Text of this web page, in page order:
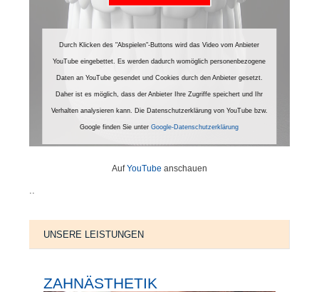
Durch Klicken des "Abspielen"-Buttons wird das Video vom Anbieter
YouTube eingebettet. Es werden dadurch womöglich personenbezogene
Daten an YouTube gesendet und Cookies durch den Anbieter gesetzt.
Daher ist es möglich, dass der Anbieter Ihre Zugriffe speichert und Ihr
Verhalten analysieren kann. Die Datenschutzerklärung von YouTube bzw.
Google finden Sie unterGoogle-Datenschutzerklärung
AufYouTube anschauen
..
UNSERE LEISTUNGEN
ZAHNÄSTHETIK